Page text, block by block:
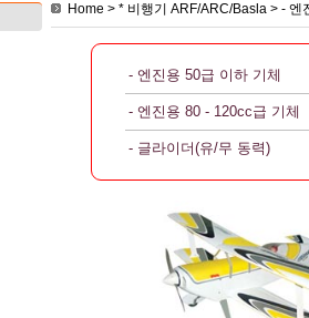
Home > * 비행기 ARF/ARC/Basla > - 엔
- 엔진용 50급 이하 기체
- 엔진용 80 - 120cc급 기체
- 글라이더(유/무 동력)